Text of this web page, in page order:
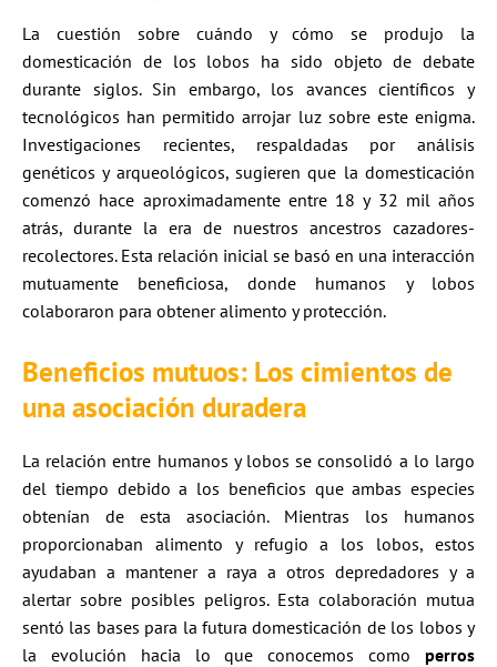
La cuestión sobre cuándo y cómo se produjo la
domesticación de los lobos ha sido objeto de debate
durante siglos. Sin embargo, los avances científicos y
tecnológicos han permitido arrojar luz sobre este enigma.
Investigaciones recientes, respaldadas por análisis
genéticos y arqueológicos, sugieren que la domesticación
comenzó hace aproximadamente entre 18 y 32 mil años
atrás, durante la era de nuestros ancestros cazadores-
recolectores. Esta relación inicial se basó en una interacción
mutuamente beneficiosa, donde humanos y lobos
colaboraron para obtener alimento y protección.
Beneficios mutuos: Los cimientos de
una asociación duradera
La relación entre humanos y lobos se consolidó a lo largo
del tiempo debido a los beneficios que ambas especies
obtenían de esta asociación. Mientras los humanos
proporcionaban alimento y refugio a los lobos, estos
ayudaban a mantener a raya a otros depredadores y a
alertar sobre posibles peligros. Esta colaboración mutua
sentó las bases para la futura domesticación de los lobos y
la evolución hacia lo que conocemos como perros